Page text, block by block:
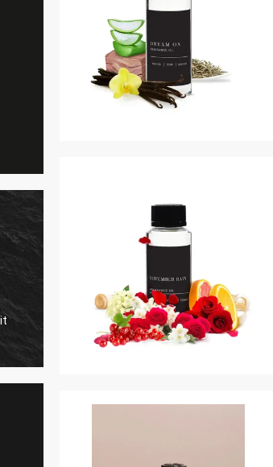
Mohamed
gutes Produkt! Genau als beschriebenes
und schnelles Verschiffen. Es ist stiller
und großer Nebel. Sehr
Berufsgeruchdiffusorhersteller